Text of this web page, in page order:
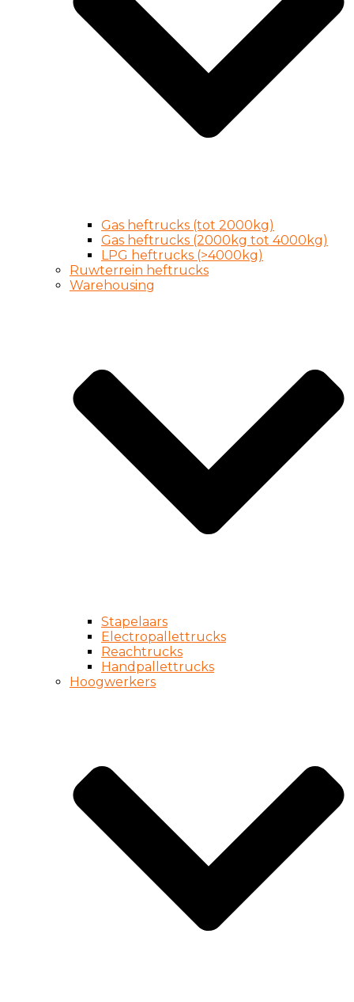
Gas heftrucks (tot 2000kg)
Gas heftrucks (2000kg tot 4000kg)
LPG heftrucks (>4000kg)
Ruwterrein heftrucks
Warehousing
Stapelaars
Electropallettrucks
Reachtrucks
Handpallettrucks
Hoogwerkers